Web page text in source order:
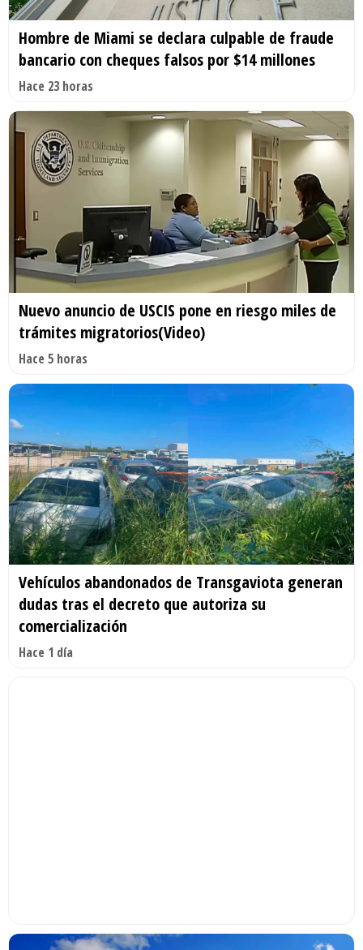
Hombre de Miami se declara culpable de fraude
bancario con cheques falsos por $14 millones
Hace 23 horas
Nuevo anuncio de USCIS pone en riesgo miles de
trámites migratorios(Video)
Hace 5 horas
Vehículos abandonados de Transgaviota generan
dudas tras el decreto que autoriza su
comercialización
Hace 1 día